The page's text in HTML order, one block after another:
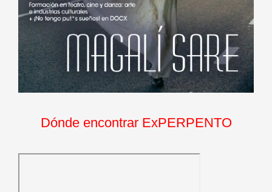
Dónde encontrar ExPERPENTO